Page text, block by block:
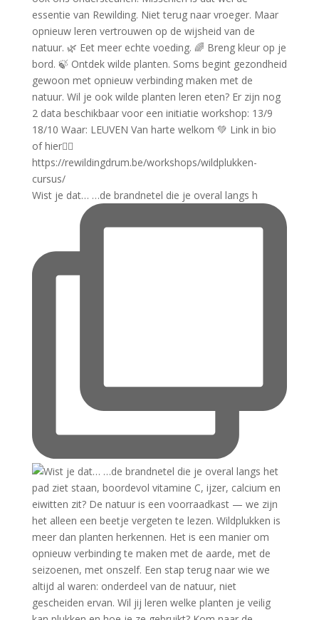
Wist je dat… …de brandnetel die je overal langs h